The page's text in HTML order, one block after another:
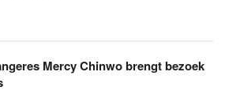
Mercy Chinwo brengt bezoek